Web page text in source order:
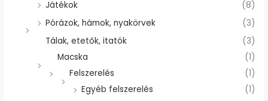
Játékok
(8)
Pórázok, hámok, nyakörvek
(3)
Tálak, etetők, itatók
(3)
Macska
(1)
Felszerelés
(1)
Egyéb felszerelés
(1)